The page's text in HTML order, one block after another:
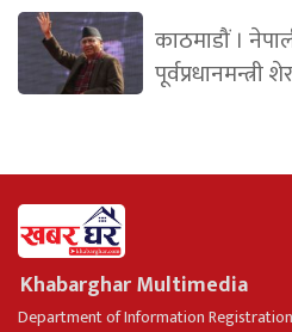
काठमाडौं ।
पूर्वप्रधानमन्त्री
Khabarghar Multimedia
Department of Information